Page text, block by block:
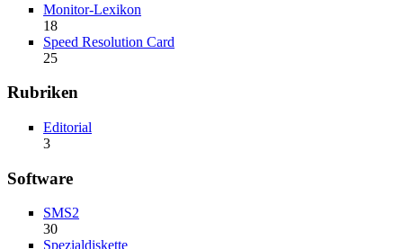
Monitor-Lexikon
18
Speed Resolution Card
25
Rubriken
Editorial
3
Software
SMS2
30
Spezialdiskette